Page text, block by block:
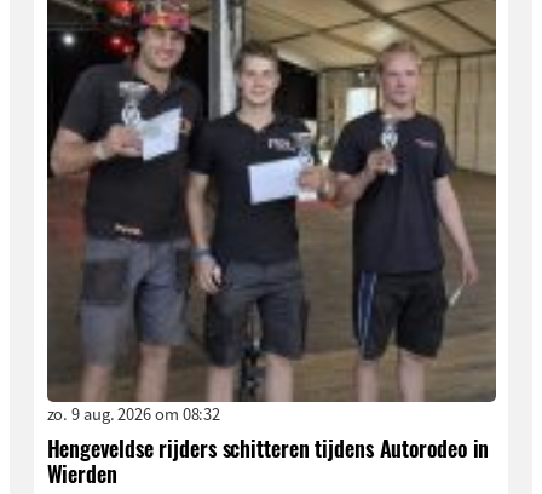
zo. 9 aug. 2026 om 08:32
Hengeveldse rijders schitteren tijdens Autorodeo in
Wierden